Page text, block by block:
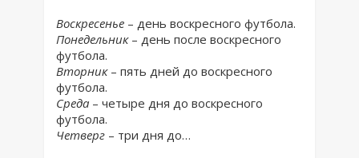
Воскресенье – день воскресного футбола.
Понедельник– день после воскресного
футбола.
Вторник– пять дней до воскресного
футбола.
Среда – четыре дня до воскресного
футбола.
Четверг – три дня до…